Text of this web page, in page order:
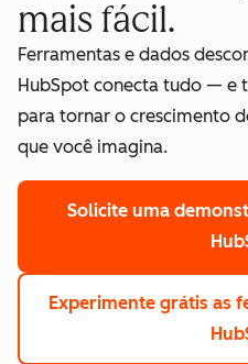
mais fácil.
Ferramentas e dados
HubSpot conecta tudo — e
para tornar o crescimento
que você imagina.
Solicite uma
Experimente grátis as